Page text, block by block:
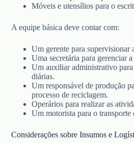
Móveis e utensílios para o
A equipe básica deve contar com:
Um gerente para supervisionar
Uma secretária para gerenciar
Um auxiliar administrativo para
diárias.
Um responsável de produção
processo de reciclagem.
Operários para realizar as
Um motorista para o transporte
Considerações sobre Insumos e